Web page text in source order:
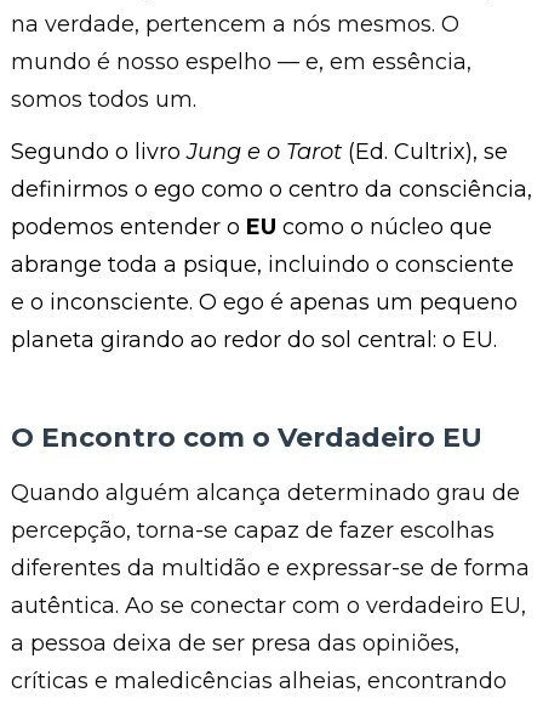
na verdade, pertencem a nós mesmos. O
mundo é nosso espelho — e, em essência,
somos todos um.
Segundo o livroJung e o Tarot(Ed. Cultrix), se
definirmos o ego como o centro da consciência,
podemos entender o EU como o núcleo que
abrange toda a psique, incluindo o consciente
e o inconsciente. O ego é apenas um pequeno
planeta girando ao redor do sol central: o EU.
O Encontro com o Verdadeiro EU
Quando alguém alcança determinado grau de
percepção, torna-se capaz de fazer escolhas
diferentes da multidão e expressar-se de forma
autêntica. Ao se conectar com o verdadeiro EU,
a pessoa deixa de ser presa das opiniões,
críticas e maledicências alheias, encontrando